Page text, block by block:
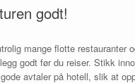
godt!
mange flotte restauranter
godt før du reiser. Stikk
avtaler på hotell, slik at